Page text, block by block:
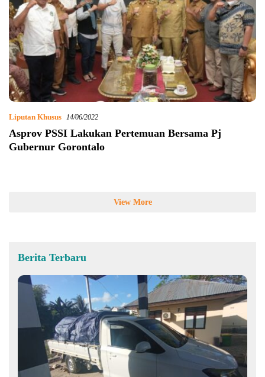
Liputan Khusus 14/06/2022
Asprov PSSI Lakukan Pertemuan Bersama Pj
Gubernur Gorontalo
View More
Berita Terbaru